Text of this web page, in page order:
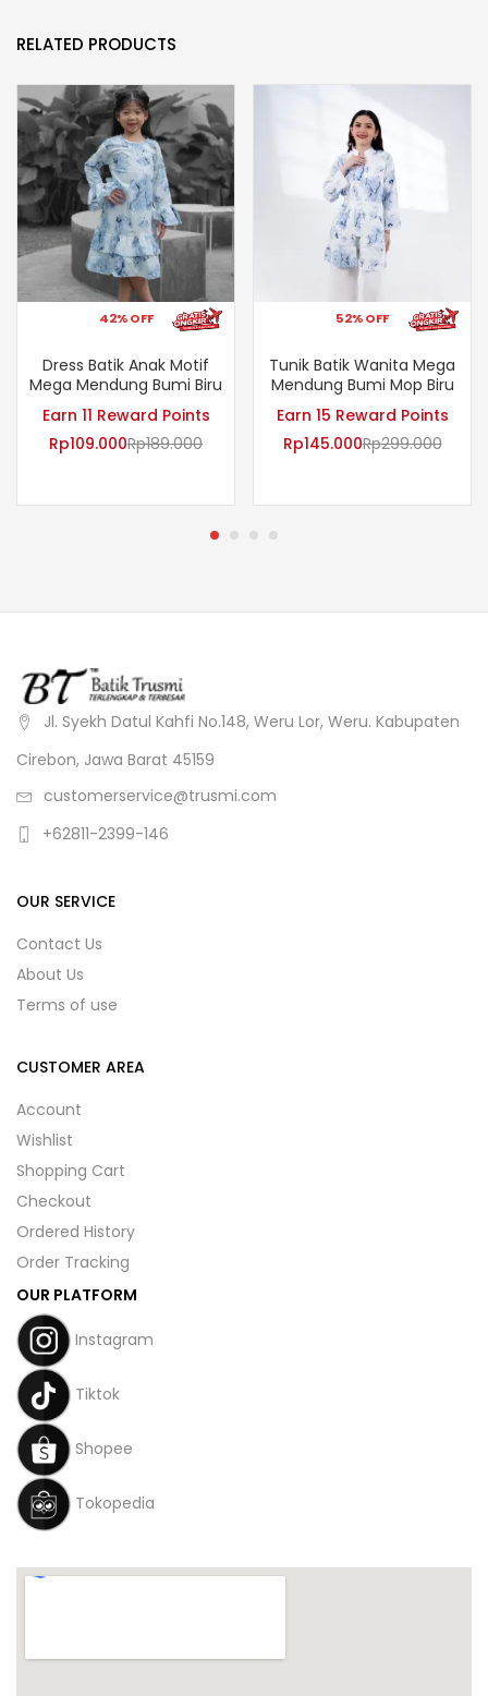
RELATED PRODUCTS
42% OFF
Dress Batik Anak Motif
Mega Mendung Bumi Biru
Earn 11 Reward Points
Rp109.000Rp189.000
52% OFF
Tunik Batik Wanita Mega
Mendung Bumi Mop Biru
Earn 15 Reward Points
Rp145.000Rp299.000
Jl. Syekh Datul Kahfi No.148, Weru Lor, Weru. Kabupaten
Cirebon, Jawa Barat 45159
customerservice@trusmi.com
+62811-2399-146
OUR SERVICE
Contact Us
About Us
Terms of use
CUSTOMER AREA
Account
Wishlist
Shopping Cart
Checkout
Ordered History
Order Tracking
OUR PLATFORM
Instagram
Tiktok
Shopee
Tokopedia